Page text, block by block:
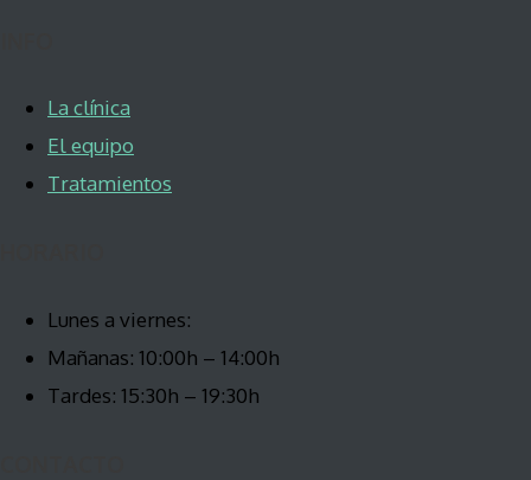
La clínica
El equipo
Tratamientos
Lunes a viernes:
Mañanas: 10:00h – 14:00h
Tardes: 15:30h – 19:30h